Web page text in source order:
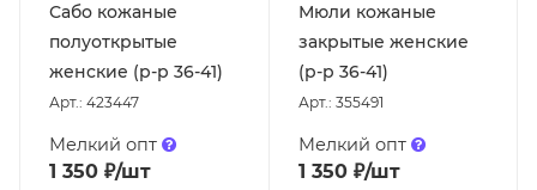
Сабо кожаные
полуоткрытые
женские (р-р 36-41)
Арт.: 423447
Мелкий опт
1 350 ₽/шт
Мюли кожаные
закрытые женские
(р-р 36-41)
Арт.: 355491
Мелкий опт
1 350₽/шт